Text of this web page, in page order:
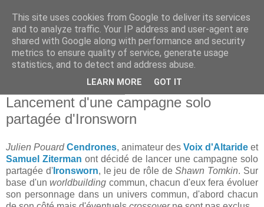
Lancement d'une campagne solo
partagée d'Ironsworn
Julien PouardCendrones, animateur des Voix d'Altaride et
Samuel Ziterman ont décidé de lancer une campagne solo
partagée d'Ironsworn, le jeu de rôle deShawn Tomkin. Sur
base d'unworldbuilding commun, chacun d'eux fera évoluer
son personnage dans un univers commun, d'abord chacun
This site uses cookies from Google to deliver its services
and to analyze traffic. Your IP address and user-agent are
shared with Google along with performance and security
metrics to ensure quality of service, generate usage
statistics, and to detect and address abuse.
LEARN MORE GOT IT